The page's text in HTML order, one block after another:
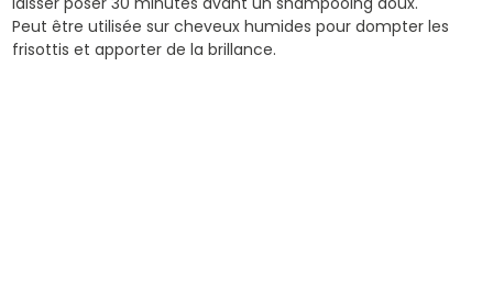
Peut être utilisée sur cheveux humides pour dompter les
frisottis et apporter de la brillance.